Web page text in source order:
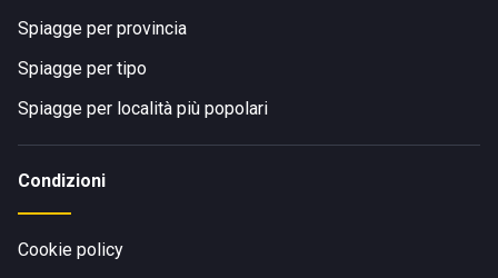
Spiagge per provincia
Spiagge per tipo
Spiagge per località più popolari
Condizioni
Cookie policy